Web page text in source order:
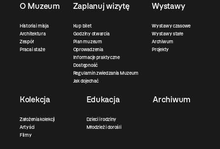
O Muzeum
Historia i misja
Architektura
Zespół
Praca i staże
Zaplanuj wizytę
Kup bilet
Godziny otwarcia
Plan muzeum
Oprowadzenia
Informacje praktyczne
Dostępność
Regulamin zwiedzania Muzeum
Jak dojechać
Wystawy
Wystawy czasowe
Wystawy stałe
Archiwum
Projekty
Kolekcja
Założenia kolekcji
Artyści
Filmy
Edukacja
Dzieci i rodziny
Młodzież i dorośli
Archiwum